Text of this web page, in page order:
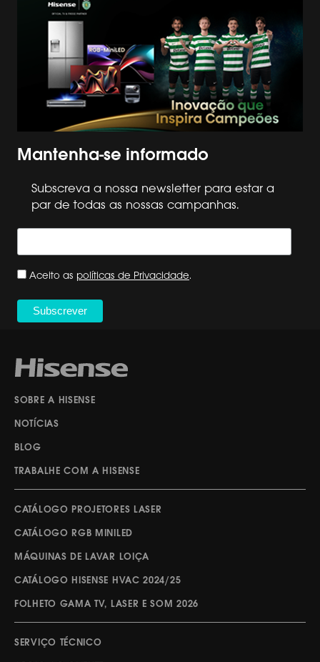
Mantenha-se informado
Subscreva a nossa newsletter para estar a
par de todas as nossas campanhas.
Aceito as políticas de Privacidade.
SOBRE A HISENSE
NOTÍCIAS
BLOG
TRABALHE COM A HISENSE
CATÁLOGO PROJETORES LASER
CATÁLOGO RGB MINILED
MÁQUINAS DE LAVAR LOIÇA
CATÁLOGO HISENSE HVAC 2024/25
FOLHETO GAMA TV, LASER E SOM 2026
SERVIÇO TÉCNICO